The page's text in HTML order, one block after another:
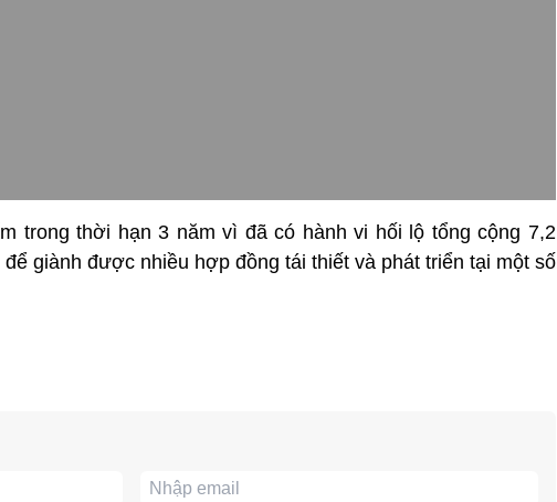
trong thời hạn 3 năm vì đã có hành vi hối lộ tổng cộng 7,2
giành được nhiều hợp đồng tái thiết và phát triển tại một số